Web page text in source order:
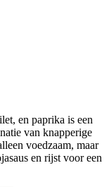
en paprika is een
van knapperige
voedzaam, maar
en rijst voor een